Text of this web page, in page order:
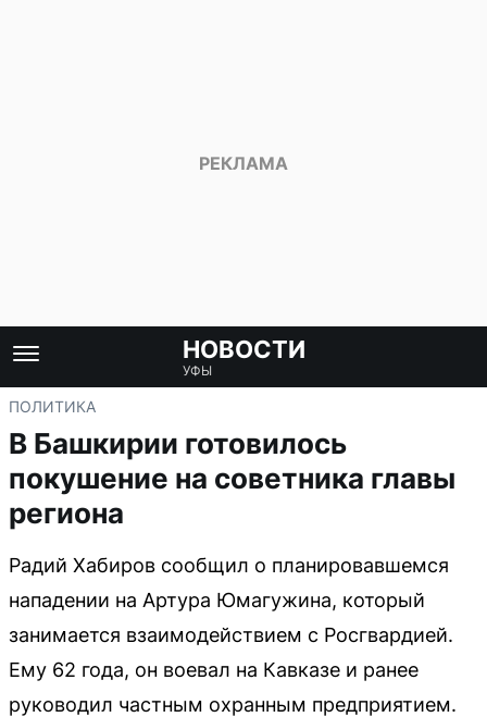
НОВОСТИ
УФЫ
ПОЛИТИКА
В Башкирии готовилось
покушение на советника главы
региона
Радий Хабиров сообщил о планировавшемся
нападении на Артура Юмагужина, который
занимается взаимодействием с Росгвардией.
Ему 62 года, он воевал на Кавказе и ранее
руководил частным охранным предприятием.